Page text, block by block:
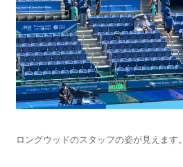
ロングウッドのスタッフの姿が見えます。